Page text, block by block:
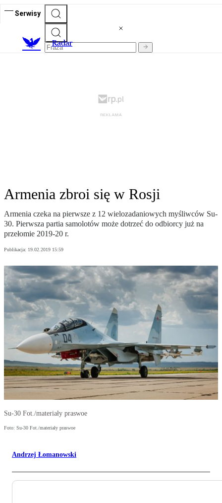
Serwisy
Radar
Armenia zbroi się w Rosji
Armenia czeka na pierwsze z 12 wielozadaniowych myśliwców Su-
30. Pierwsza partia samolotów może dotrzeć do odbiorcy już na
przełomie 2019-20 r.
Publikacja: 19.02.2019 15:59
Su-30 Fot./materiały praswoe
Foto: Su-30 Fot./materiały praswoe
Andrzej Łomanowski